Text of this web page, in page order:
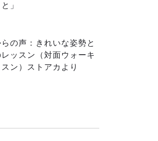
」
の声：きれいな姿勢と
ッスン（対面ウォーキ
ン）ストアカより